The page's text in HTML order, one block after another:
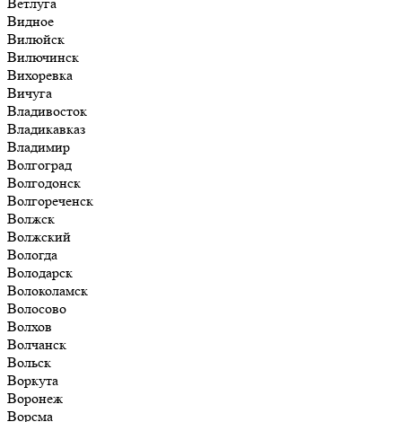
Видное
Вилюйск
Вилючинск
Вихоревка
Вичуга
Владивосток
Владикавказ
Владимир
Волгоград
Волгодонск
Волгореченск
Волжск
Волжский
Вологда
Володарск
Волоколамск
Волосово
Волхов
Волчанск
Вольск
Воркута
Воронеж
Ворсма